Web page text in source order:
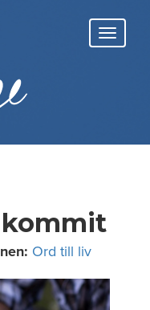
Ord till liv